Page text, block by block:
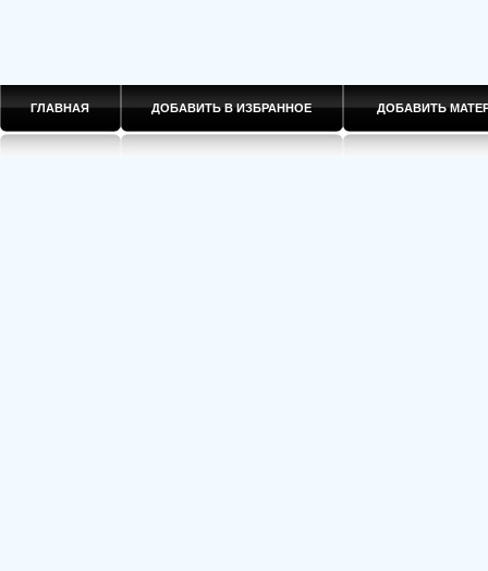
ГЛАВНАЯ ДОБАВИТЬ В ИЗБРАННОЕ ДОБАВИТЬ